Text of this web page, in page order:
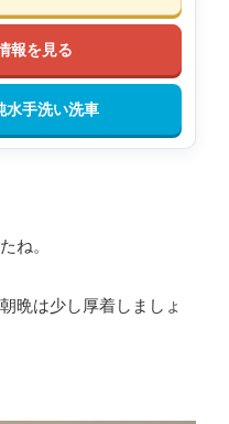
報を見る
水手洗い洗車
ね。
晩は少し厚着しましょ